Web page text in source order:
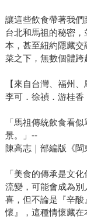
讓這些飲食帶著我
台北和馬祖的秘密
本，甚至紐約隱藏
菜之下，無數個體跨
【來自台灣、福州
李可．徐禎．游桂
「馬祖傳統飲食看
景。」--
陳高志｜部編版《
「美食的傳承是文
流變，可能會成為
喜，但不論是『辛
懷』，這種情懷藏